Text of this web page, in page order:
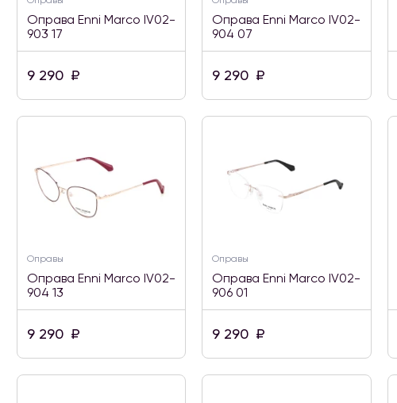
Оправа Enni Marco IV02-
903 17
9 290 ₽
Оправа Enni Marco IV02-
904 07
9 290 ₽
Оправы
Оправа Enni Marco IV02-
904 13
9 290 ₽
Оправы
Оправа Enni Marco IV02-
906 01
9 290 ₽